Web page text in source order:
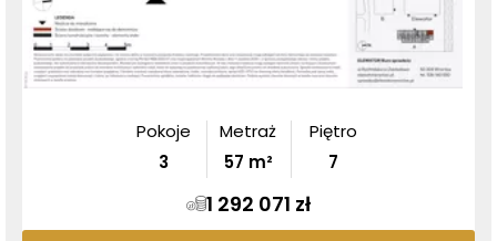
Pokoje
3
Metraż
57 m²
Piętro
7
1 292 071 zł